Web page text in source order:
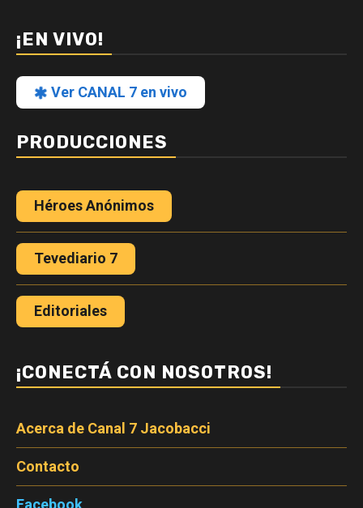
¡EN VIVO!
Ver CANAL 7 en vivo
PRODUCCIONES
Héroes Anónimos
Tevediario 7
Editoriales
¡CONECTÁ CON NOSOTROS!
Acerca de Canal 7 Jacobacci
Contacto
Facebook